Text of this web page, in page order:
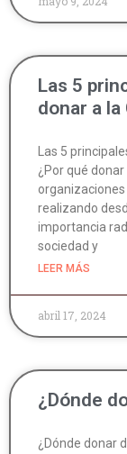
Las 5
donar a la
Las 5
¿Por qué
realizando
importancia
sociedad y
LEER MÁS
abril 17, 2024
¿Dónde
¿Dónde donar